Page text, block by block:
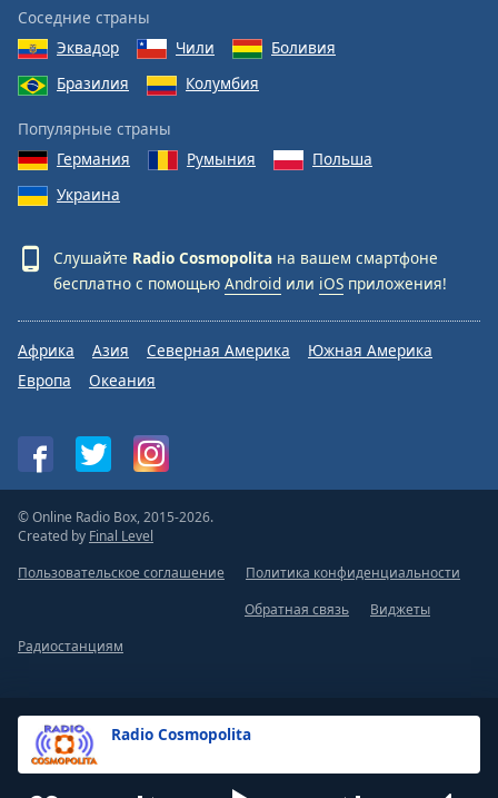
End
dialog
window.
Radio Cosmopolita
Соседние страны
Эквадор
Чили
Боливия
Бразилия
Колумбия
Популярные страны
Германия
Румыния
Польша
Украина
Слушайте Radio Cosmopolita на вашем смартфоне
бесплатно с помощью Android или iOS приложения!
Африка Азия Северная Америка
Южная Америка
Европа
Океания
© Online Radio Box, 2015-2026.
Created by Final Level
Пользовательское соглашение
Политика конфиденциальности
Обратная связь
Виджеты
Радиостанциям